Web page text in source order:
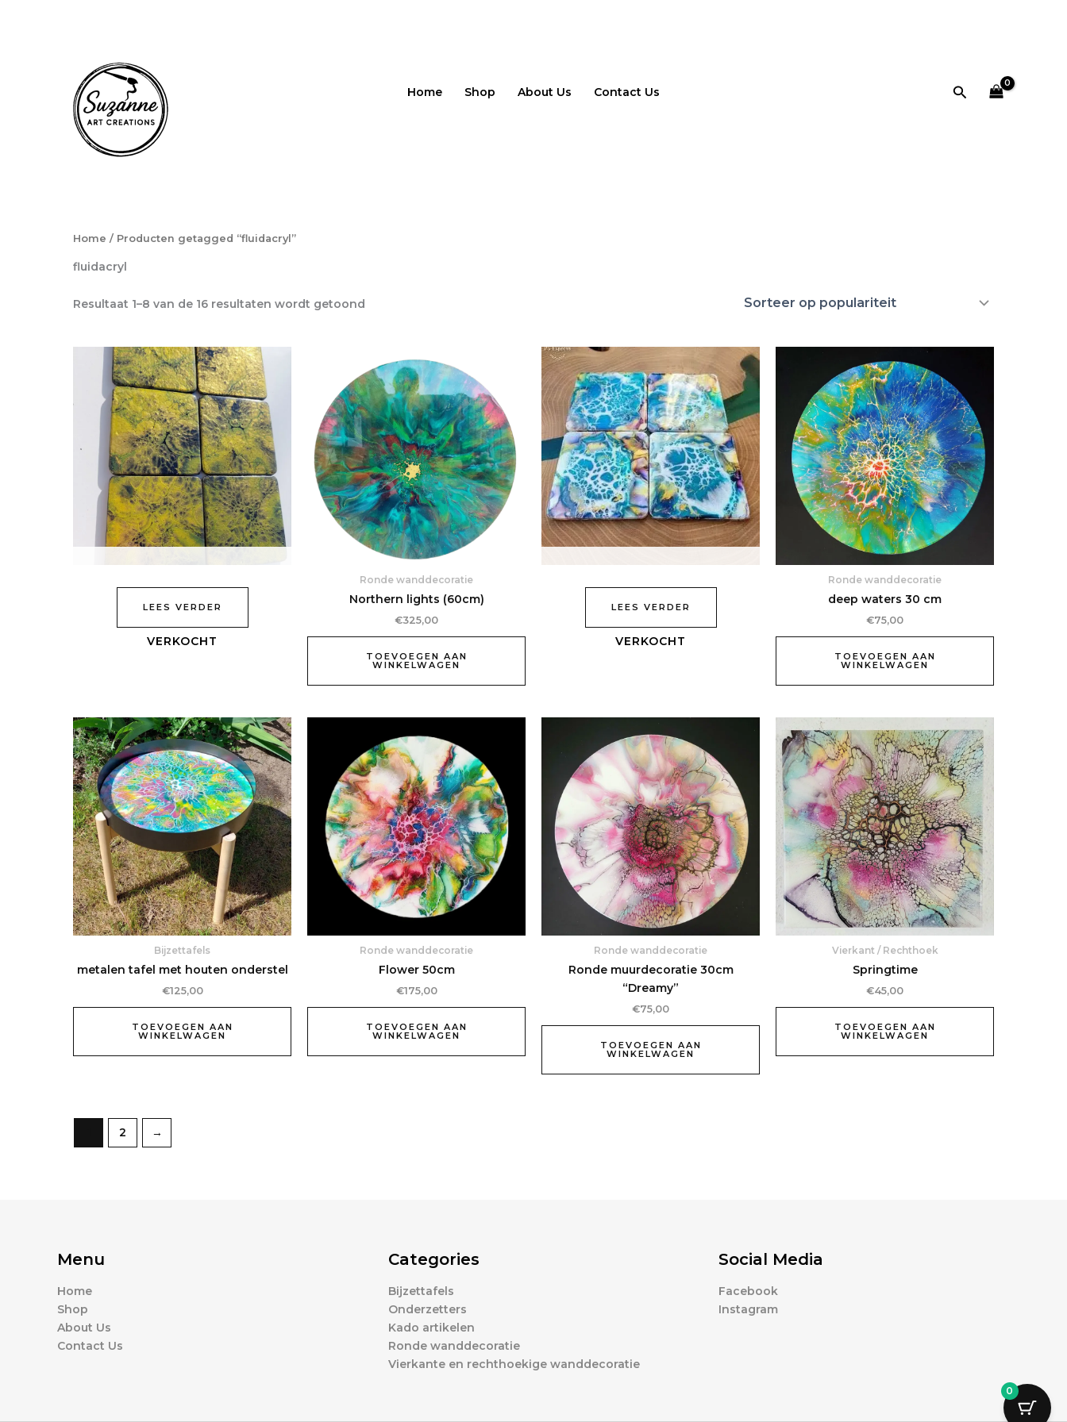
Home Shop About Us Contact Us Zoeken
Home / Producten getagged “fluidacryl”
fluidacryl
Resultaat 1–8 van de 16 resultaten wordt getoond
LEES VERDER
Ronde wanddecoratie
Northern lights (60cm)
€325,00
TOEVOEGEN AAN
WINKELWAGEN
LEES VERDER
Ronde wanddecoratie
deep waters 30 cm
€75,00
TOEVOEGEN AAN
WINKELWAGEN
Bijzettafels
metalen tafel met houten onderstel
€125,00
TOEVOEGEN AAN
WINKELWAGEN
Ronde wanddecoratie
Flower 50cm
€175,00
TOEVOEGEN AAN
WINKELWAGEN
Ronde wanddecoratie
Ronde muurdecoratie 30cm
“Dreamy”
€75,00
TOEVOEGEN AAN
WINKELWAGEN
Vierkant / Rechthoek
Springtime
€45,00
TOEVOEGEN AAN
WINKELWAGEN
2 →
Menu
Home
Shop
About Us
Contact Us
Categories
Bijzettafels
Onderzetters
Kado artikelen
Ronde wanddecoratie
Vierkante en rechthoekige wanddecoratie
Social Media
Facebook
Instagram
0